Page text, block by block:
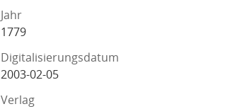
Jahr
1779
Digitalisierungsdatum
2003-02-05
Verlag